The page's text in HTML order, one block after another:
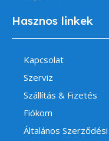
Hasznos linkek
Kapcsolat
Szerviz
Szállítás & Fizetés
Fiókom
Általános